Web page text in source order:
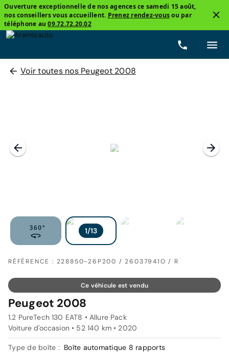
Ouverture exceptionnelle de nos agences ce samedi 15 août,
nos conseillers vous accueillent. Prenez rendez-vousou par
téléphone au09.72.72.20.02
Voir toutes nos Peugeot 2008
RÉFÉRENCE : 228850-26P200 / 26037941O / R
Ce véhicule est vendu
Peugeot 2008
1.2 PureTech 130 EAT8 • Allure Pack
Voiture d'occasion • 52 140 km • 2020
Type de boîte : Boîte automatique 8 rapports